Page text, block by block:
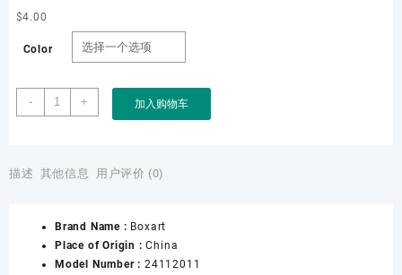
$4.00
Color
-
Colorful
Velvet
Box
Storage
Case
Showcase
+ 加入购物车
描述 其他信息 用户评价 (0)
Brand Name : Boxart
Place of Origin :China
Model Number : 24112011